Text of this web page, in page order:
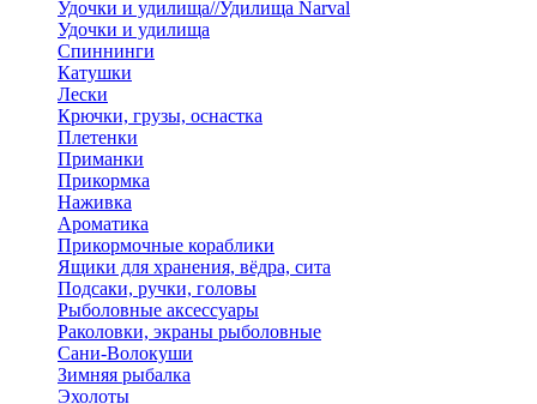
Удочки и удилища//Удилища Narval
Удочки и удилища
Спиннинги
Катушки
Лески
Крючки, грузы, оснастка
Плетенки
Приманки
Прикормка
Наживка
Ароматика
Прикормочные кораблики
Ящики для хранения, вёдра, сита
Подсаки, ручки, головы
Рыболовные аксессуары
Раколовки, экраны рыболовные
Сани-Волокуши
Зимняя рыбалка
Эхолоты